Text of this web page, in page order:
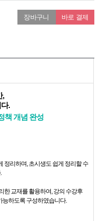
장바구니 바로 결제
,
.
책 개념 완성
정리하며, 초시생도 쉽게 정리할 수
한 교재를 활용하여, 강의 수강후
능하도록 구성하였습니다.